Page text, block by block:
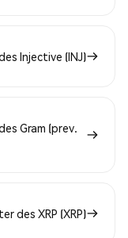
Injective (INJ)
Gram (prev.
des XRP (XRP)